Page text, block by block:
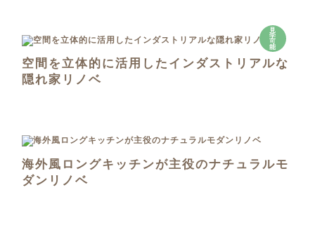
見
学
可
能
空間を立体的に活用したインダストリアルな
隠れ家リノベ
海外風ロングキッチンが主役のナチュラルモ
ダンリノベ